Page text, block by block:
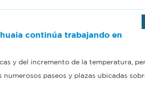
continúa trabajando en
y del incremento de la temperatura,
paseos y plazas ubicadas